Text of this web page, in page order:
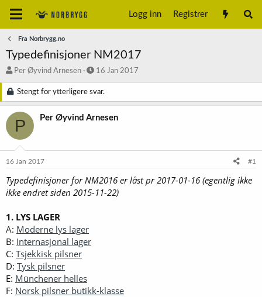
Logg inn Registrer
Fra Norbrygg.no
Typedefinisjoner NM2017
T
å
d
s
a
e
Per Øyvind Arnesen
S
a
r
d
16 Jan 2017
Stengt for ytterligere svar.
P Per Øyvind Arnesen
16 Jan 2017 #1
Typedefinisjoner for NM2016 er låst pr 2017-01-16 (egentlig ikke
ikke endret siden 2015-11-22)
1. LYS LAGER
A: Moderne lys lager
B: Internasjonal lager
C: Tsjekkisk pilsner
D: Tysk pilsner
E: Münchener helles
F: Norsk pilsner butikk-klasse